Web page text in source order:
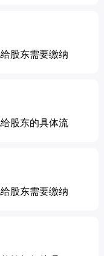
股东需要缴纳
股东的具体流
股东需要缴纳